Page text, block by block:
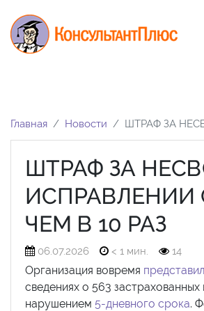
Главная Новости ШТРАФ ЗА
ШТРАФ ЗА
ИСПРАВЛЕНИИ
ЧЕМ В 10 РАЗ
06.07.2026 < 1 мин. 14
Организация вовремя
сведениях о 563
нарушением 5-дневного срока.